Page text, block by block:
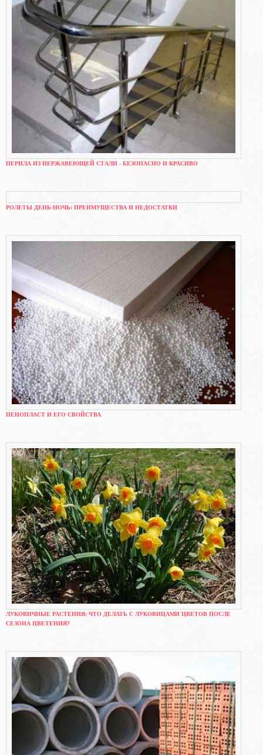
ПЕРИЛА ИЗ НЕРЖАВЕЮЩЕЙ СТАЛИ - БЕЗОПАСНО И КРАСИВО
РОЛЕТЫ ДЕНЬ-НОЧЬ: ПРЕИМУЩЕСТВА И НЕДОСТАТКИ
ПЕНОПЛАСТ И ЕГО СВОЙСТВА
ЛУКОВИЧНЫЕ РАСТЕНИЯ: ЧТО ДЕЛАТЬ С ЛУКОВИЦАМИ ЦВЕТОВ ПОСЛЕ
СЕЗОНА ЦВЕТЕНИЯ?